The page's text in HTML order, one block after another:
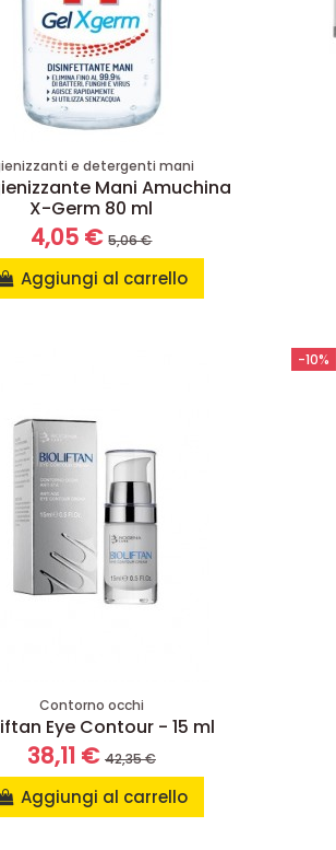
e detergenti mani
Mani Amuchina
X-Germ 80 ml
4,05 €5,06 €
Aggiungi al carrello
Contorno occhi
Eye Contour - 15 ml
38,11 € 42,35 €
Aggiungi al carrello
-10%